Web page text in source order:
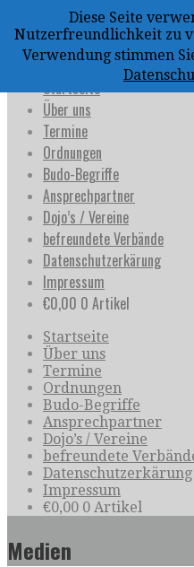
Inhalt
springen
uijja
Deutschland e.V.
Startseite
Über uns
Termine
Ordnungen
Budo-Begriffe
Ansprechpartner
Dojo’s / Vereine
befreundete Verbände
Datenschutzerkärung
Impressum
€0,00 0 Artikel
Startseite
Über uns
Termine
Ordnungen
Budo-Begriffe
Ansprechpartner
Dojo’s / Vereine
befreundete
Datenschutzerkärung
Impressum
€0,00 0 Artikel
Medien
Diese Seite
Nutzerfreundlichkeit zu
Verwendung stimmen